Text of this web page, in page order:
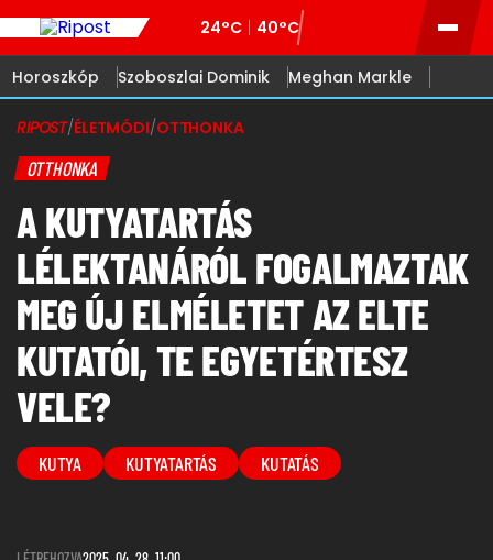
24°C 40°C
Horoszkóp Szoboszlai Dominik Meghan Markle
RIPOST/ÉLETMÓDI/OTTHONKA
OTTHONKA
A KUTYATARTÁS
LÉLEKTANÁRÓL FOGALMAZTAK
MEG ÚJ ELMÉLETET AZ ELTE
KUTATÓI, TE EGYETÉRTESZ
VELE?
KUTYA KUTYATARTÁS KUTATÁS